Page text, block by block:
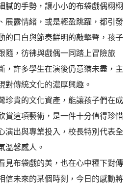
膩的手勢，讓小小的布袋戲偶栩栩
展露情緒，或是輕盈跳躍，都引發
的口白與節奏鮮明的敲擊聲，孩子
隨，彷彿與戲偶一同踏上冒險旅
，許多學生在演後仍意猶未盡，主
對傳統文化的濃厚興趣。
珍貴的文化資產，能讓孩子們在成
賞這項藝術，是一件十分值得珍惜
演出與專業投入，校長特別代表全
溫馨感人。
見布袋戲的美，也在心中種下對傳
信未來的某個時刻，今日的感動將